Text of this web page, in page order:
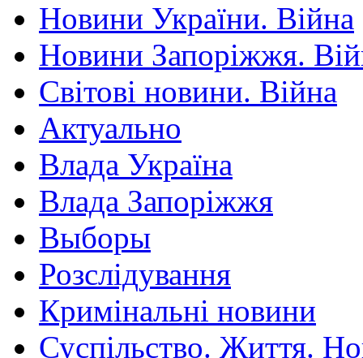
Новини України. Війна
Новини Запоріжжя.
Світові новини. Війна
Актуально
Влада Україна
Влада Запоріжжя
Выборы
Розслідування
Кримінальні новини
Суспільство. Життя.